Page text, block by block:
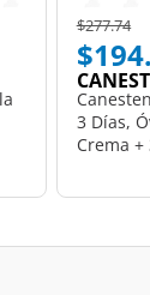
Price
$277.74to
3 Días,
Crema +